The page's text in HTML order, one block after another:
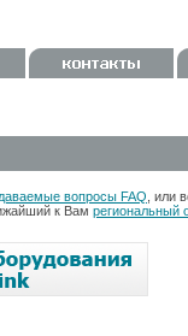
вопросы FAQ , или
к Вам региональный